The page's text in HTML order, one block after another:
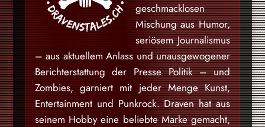
geschmacklosen
Mischung aus Humor,
seriösem Journalismus
– aus aktuellem Anlass und unausgewogener
Berichterstattung der Presse Politik – und
Zombies, garniert mit jeder Menge Kunst,
Entertainment und Punkrock. Draven hat aus
seinem Hobby eine beliebte Marke gemacht,